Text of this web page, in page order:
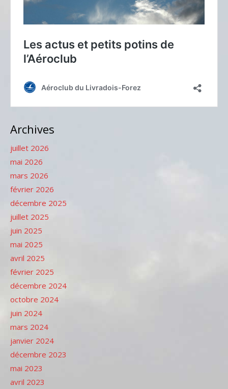
Archives
juillet 2026
mai 2026
mars 2026
février 2026
décembre 2025
juillet 2025
juin 2025
mai 2025
avril 2025
février 2025
décembre 2024
octobre 2024
juin 2024
mars 2024
janvier 2024
décembre 2023
mai 2023
avril 2023